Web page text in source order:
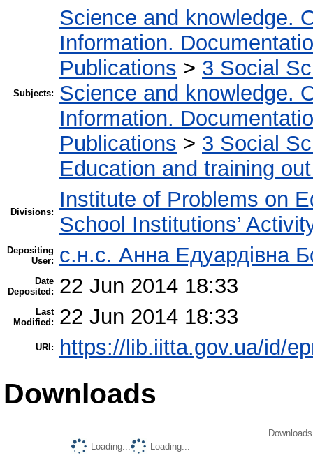
Subjects:
Science and knowledge.
Information.
Publications > 3 Social
Science and knowledge.
Information.
Publications > 3 Social
Education and training
Divisions:
Institute of Problems on
School Institutions’
Depositing
User:
с.н.с. Анна Едуардівна
Date
Deposited:
22 Jun 2014 18:33
Last
Modified:
22 Jun 2014 18:33
URI: https://lib.iitta.gov.ua/id/
Downloads
Loading...
Loading...